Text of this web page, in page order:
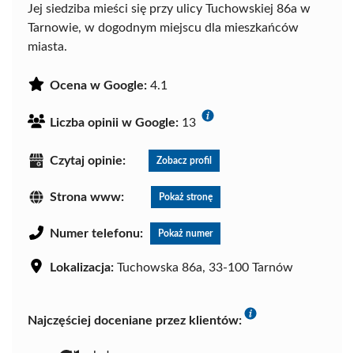
Jej siedziba mieści się przy ulicy Tuchowskiej 86a w
Tarnowie, w dogodnym miejscu dla mieszkańców
miasta.
Ocena w Google: 4.1
Liczba opinii w Google: 13
Czytaj opinie: Zobacz profil
Strona www: Pokaż stronę
Numer telefonu: Pokaż numer
Lokalizacja: Tuchowska 86a, 33-100 Tarnów
Najczęściej doceniane przez klientów: